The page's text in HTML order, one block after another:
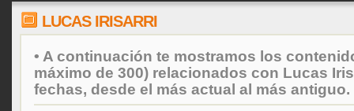
LUCAS IRISARRI
• A continuación te mostramos los
máximo de 300) relacionados con Lucas
fechas, desde el más actual al más antiguo.